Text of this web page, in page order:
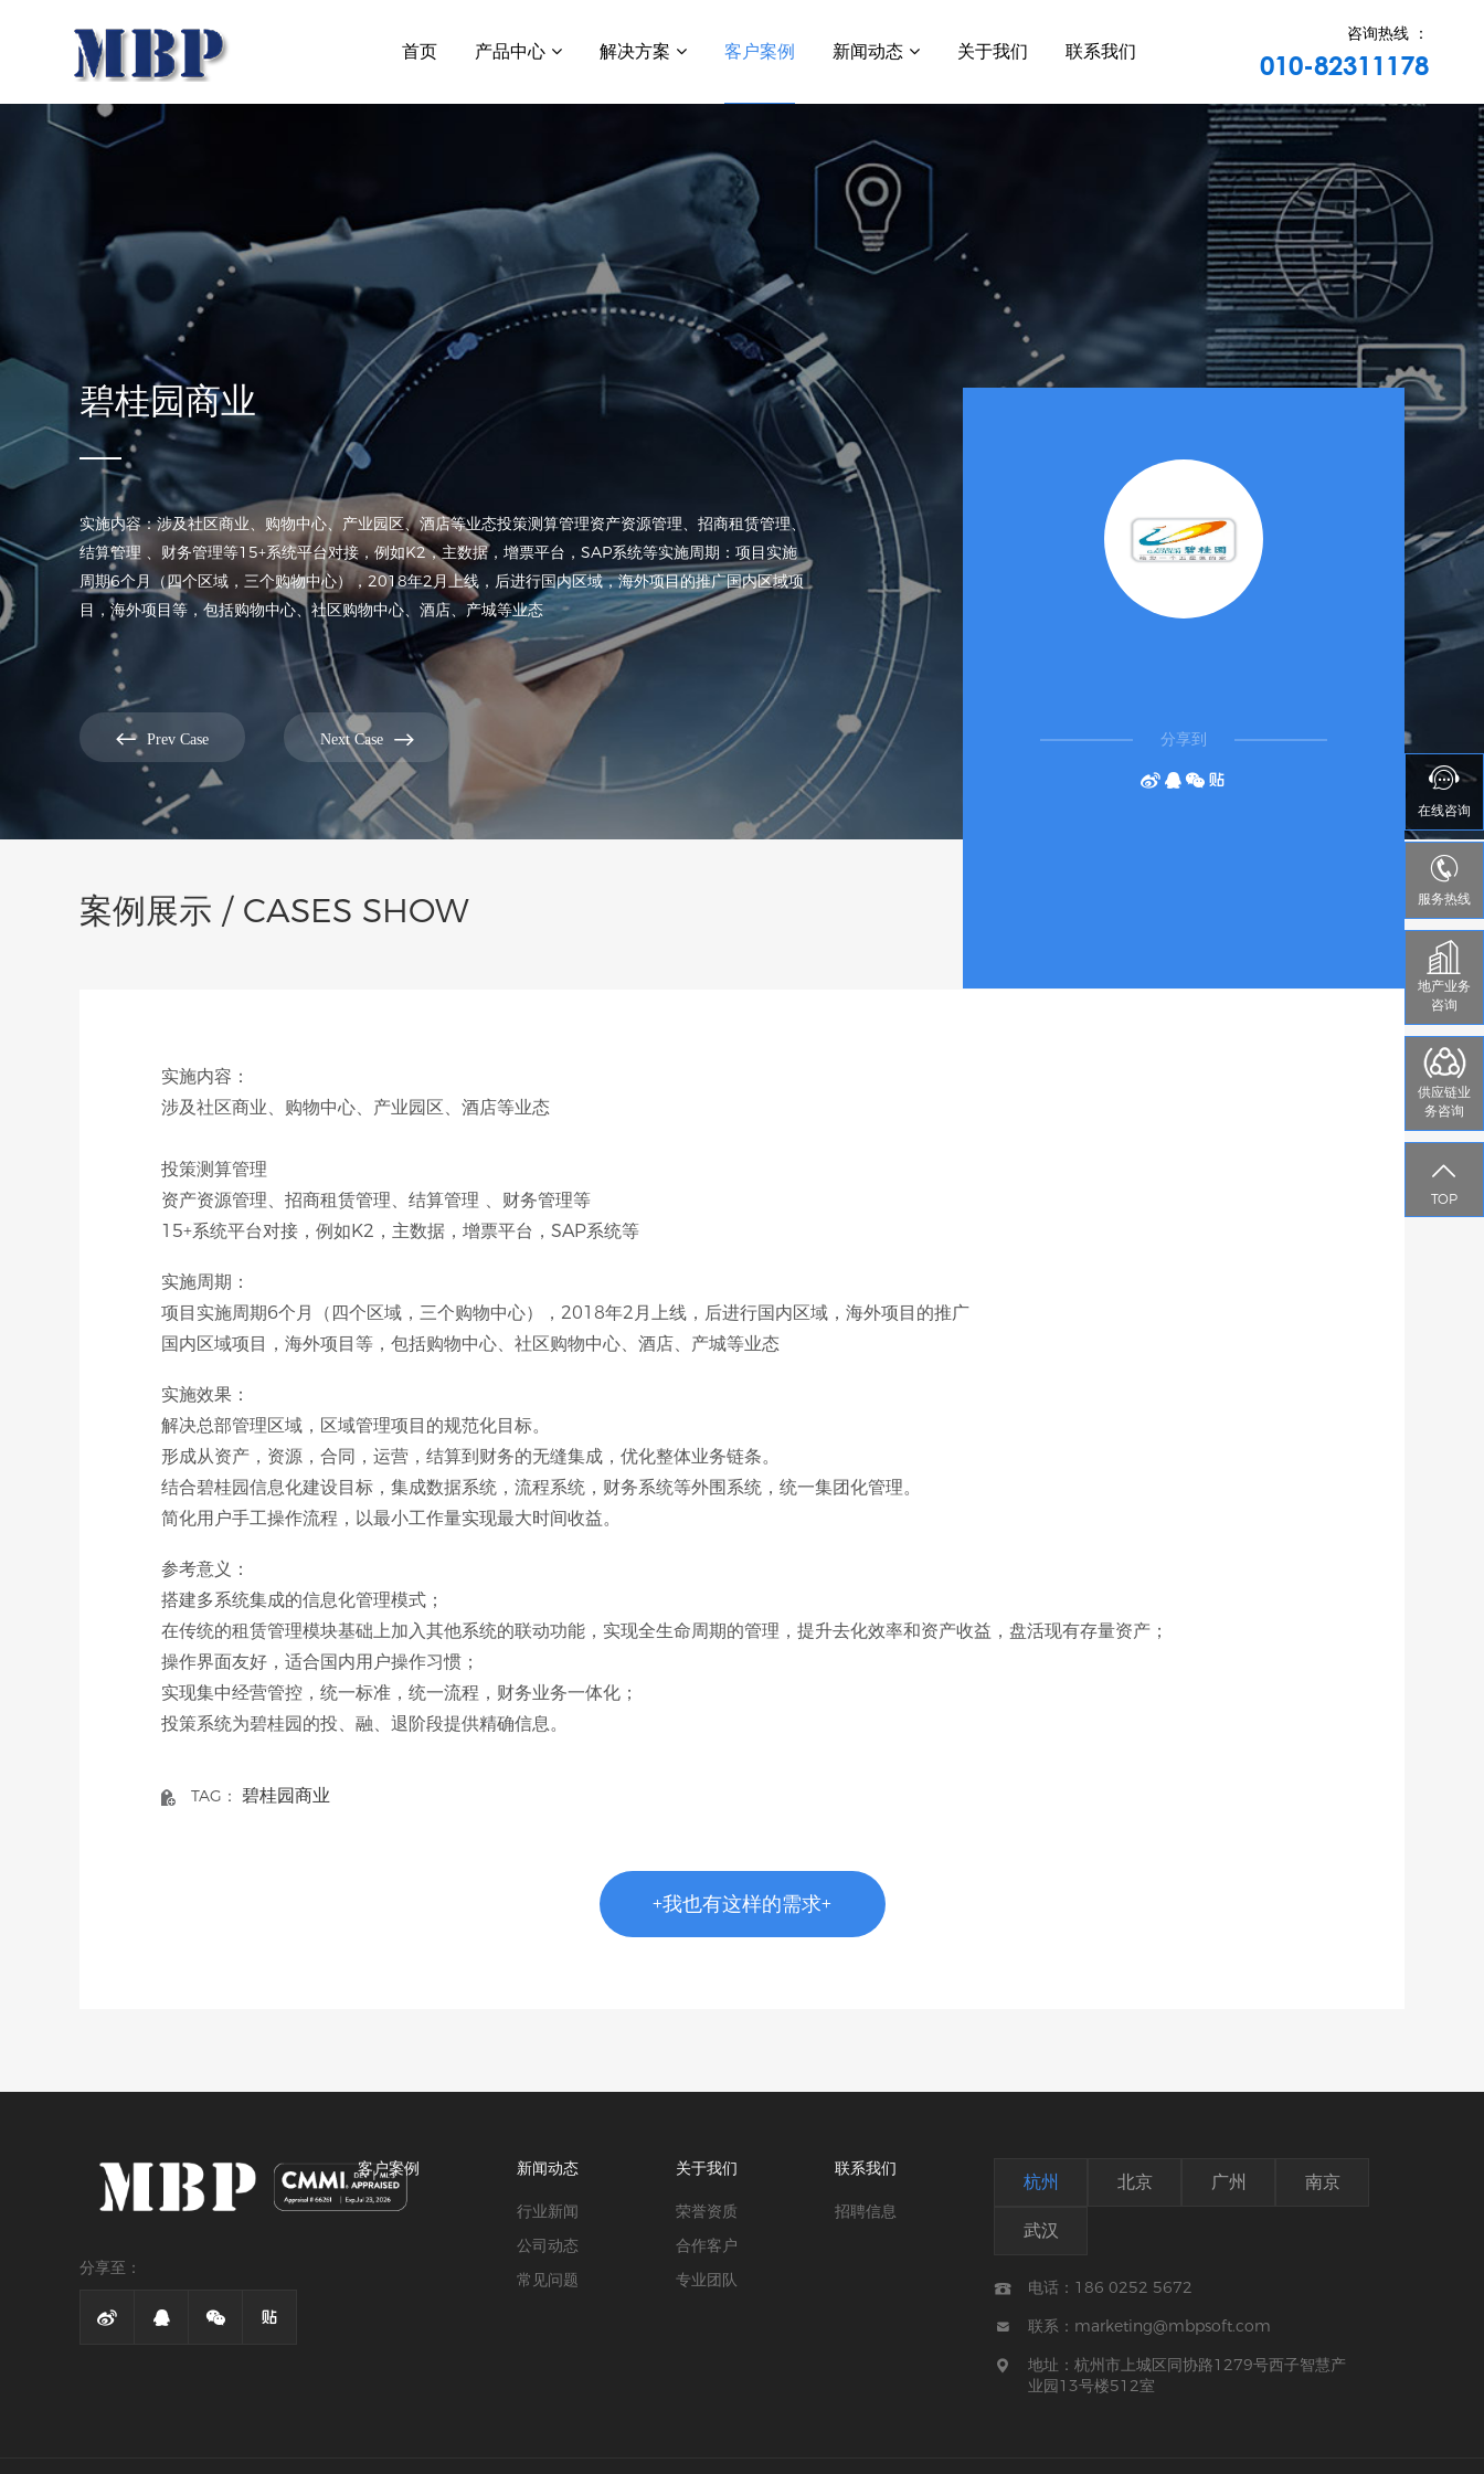
首页 产品中心
Oracle JDE
解决方案
智慧专业市场
客户案例 新闻动态
常见问题
关于我们 联系我们
咨询热线 ：
010-82311178
碧桂园商业
实施内容：涉及社区商业、购物中心、产业园区、酒店等业态投策测算管理资产资源管理、招商租赁管理、
结算管理 、财务管理等15+系统平台对接，例如K2，主数据，增票平台，SAP系统等实施周期：项目实施
周期6个月（四个区域，三个购物中心），2018年2月上线，后进行国内区域，海外项目的推广国内区域项
目，海外项目等，包括购物中心、社区购物中心、酒店、产城等业态
 Prev Case Next Case  分享到

案例展示 / CASES SHOW
实施内容：
涉及社区商业、购物中心、产业园区、酒店等业态
投策测算管理
资产资源管理、招商租赁管理、结算管理 、财务管理等
15+系统平台对接，例如K2，主数据，增票平台，SAP系统等
实施周期：
项目实施周期6个月（四个区域，三个购物中心），2018年2月上线，后进行国内区域，海外项目的推广
国内区域项目，海外项目等，包括购物中心、社区购物中心、酒店、产城等业态
实施效果：
解决总部管理区域，区域管理项目的规范化目标。
形成从资产，资源，合同，运营，结算到财务的无缝集成，优化整体业务链条。
结合碧桂园信息化建设目标，集成数据系统，流程系统，财务系统等外围系统，统一集团化管理。
简化用户手工操作流程，以最小工作量实现最大时间收益。
参考意义：
搭建多系统集成的信息化管理模式；
在传统的租赁管理模块基础上加入其他系统的联动功能，实现全生命周期的管理，提升去化效率和资产收益，盘活现有存量资产；
操作界面友好，适合国内用户操作习惯；
实现集中经营管控，统一标准，统一流程，财务业务一体化；
投策系统为碧桂园的投、融、退阶段提供精确信息。
TAG： 碧桂园商业
+我也有这样的需求+
分享至：
   
客户案例 新闻动态
行业新闻
公司动态
常见问题
关于我们
荣誉资质
合作客户
专业团队
联系我们
招聘信息
杭州 北京 广州 南京
武汉
 电话：186 0252 5672
 联系：marketing@mbpsoft.com

地址：杭州市上城区同协路1279号西子智慧产
业园13号楼512室

在线咨询

服务热线
地产业务
咨询
供应链业
务咨询

TOP